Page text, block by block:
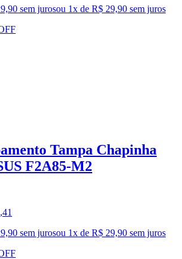
sem jurosou 1x de R$ 29,90 sem juros
Tampa Chapinha
F2A85-M2
,41
sem jurosou 1x de R$ 29,90 sem juros